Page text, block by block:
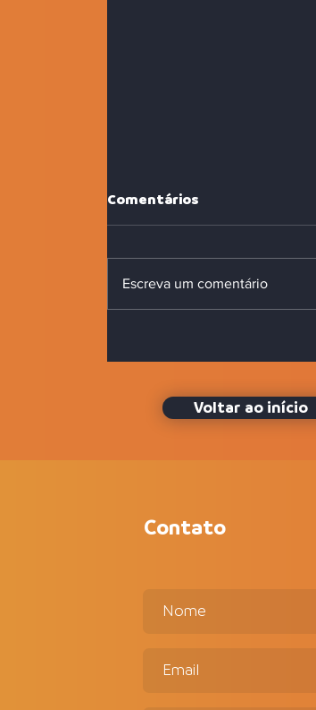
cobrança terceirizada e
Comentários
Escreva um comentário
Voltar ao início
Contato